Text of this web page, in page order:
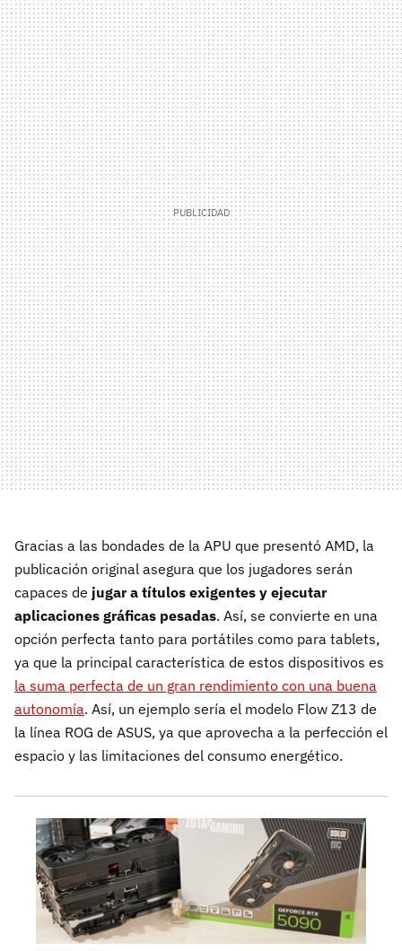
Gracias a las bondades de la APU que presentó AMD, la
publicación original asegura que los jugadores serán
capaces de jugar a títulos exigentes y ejecutar
aplicaciones gráficas pesadas. Así, se convierte en una
opción perfecta tanto para portátiles como para tablets,
ya que la principal característica de estos dispositivos es
la suma perfecta de un gran rendimiento con una buena
autonomía. Así, un ejemplo sería el modelo Flow Z13 de
la línea ROG de ASUS, ya que aprovecha a la perfección el
espacio y las limitaciones del consumo energético.